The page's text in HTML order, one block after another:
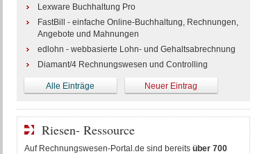
Lexware Buchhaltung Pro
FastBill - einfache Online-Buchhaltung, Rechnungen,
Angebote und Mahnungen
edlohn - webbasierte Lohn- und Gehaltsabrechnung
Diamant/4 Rechnungswesen und Controlling
Alle Einträge Neuer Eintrag
Riesen- Ressource
Auf Rechnungswesen-Portal.de sind bereits über 700